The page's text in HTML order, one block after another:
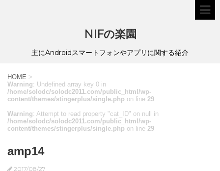
NIFの楽園
主にAndroidスマートフォンやアプリに関する紹介
HOME >
Warning: Undefined array key 0 in
/home/solodc/solodc2011.com/public_html/wp-
content/themes/stingerplus/single.php on line 29
Warning: Attempt to read property "cat_ID" on null in
/home/solodc/solodc2011.com/public_html/wp-
content/themes/stingerplus/single.php on line 29
amp14
2017/08/27